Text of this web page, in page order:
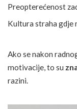
Preopterećenost
Kultura straha gdje
Ako se nakon
motivacije, to su
razini.